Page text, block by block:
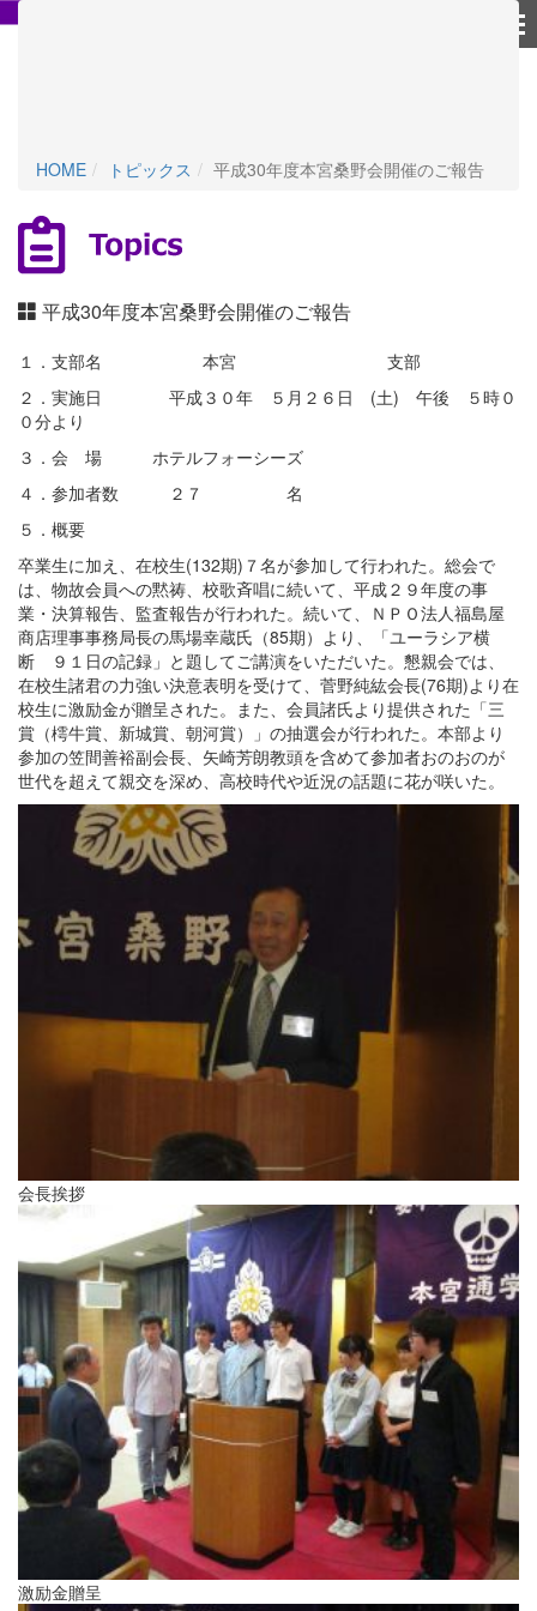
HOME トピックス 平成30年度本宮桑野会開催のご報告
平成30年度本宮桑野会開催のご報告
１．支部名 本宮 支部
２．実施日 平成３０年 ５月２６日 (土) 午後 ５時０
０分より
３．会 場 ホテルフォーシーズ
４．参加者数 ２７ 名
５．概要
卒業生に加え、在校生(132期)７名が参加して行われた。総会で
は、物故会員への黙祷、校歌斉唱に続いて、平成２９年度の事
業・決算報告、監査報告が行われた。続いて、ＮＰＯ法人福島屋
商店理事事務局長の馬場幸蔵氏（85期）より、「ユーラシア横
断 ９１日の記録」と題してご講演をいただいた。懇親会では、
在校生諸君の力強い決意表明を受けて、菅野純紘会長(76期)より在
校生に激励金が贈呈された。また、会員諸氏より提供された「三
賞（樗牛賞、新城賞、朝河賞）」の抽選会が行われた。本部より
参加の笠間善裕副会長、矢崎芳朗教頭を含めて参加者おのおのが
世代を超えて親交を深め、高校時代や近況の話題に花が咲いた。
会長挨拶
激励金贈呈